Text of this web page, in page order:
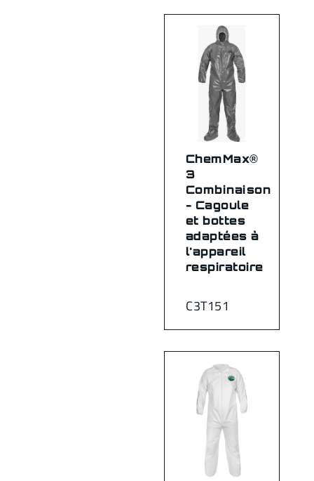
C3T151
ChemMax®
3
Combinaison
- Cagoule
et bottes
adaptées à
l'appareil
respiratoire